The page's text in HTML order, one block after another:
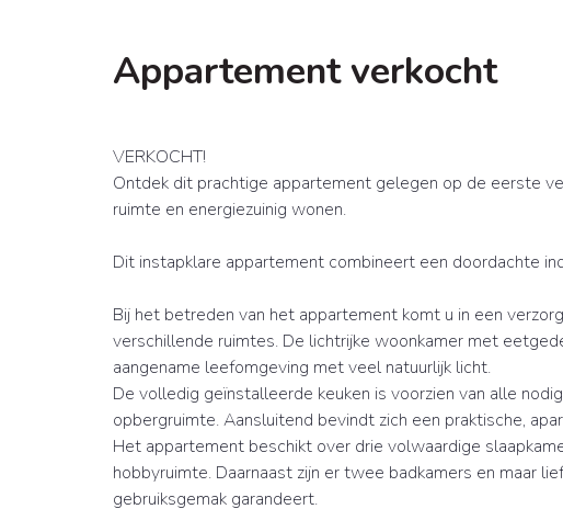
Appartement verkocht
VERKOCHT!
Ontdek dit prachtige appartement gelegen op de eerste
ruimte en energiezuinig wonen.
Dit instapklare appartement combineert een doordachte
Bij het betreden van het appartement komt u in een
verschillende ruimtes. De lichtrijke woonkamer met
aangename leefomgeving met veel natuurlijk licht.
De volledig geïnstalleerde keuken is voorzien van alle
opbergruimte. Aansluitend bevindt zich een praktische,
Het appartement beschikt over drie volwaardige
hobbyruimte. Daarnaast zijn er twee badkamers en maar
gebruiksgemak garandeert.